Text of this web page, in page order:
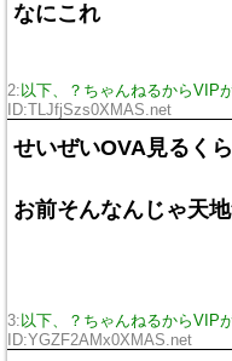
なにこれ
2: 以下、？ちゃんねるからVIP
ID:TLJfjSzs0XMAS.net
せいぜいOVA見るく
お前そんなんじゃ天
3: 以下、？ちゃんねるからVIP
ID:YGZF2AMx0XMAS.net